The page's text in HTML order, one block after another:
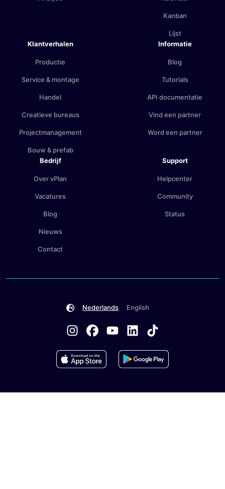
Kanban
Lijst
Klantverhalen
Productie
Service & montage
Handel
Creatieve bureaus
Projectmanagement
Bouw & prefab
Informatie
Blog
Tutorials
API documentatie
Vind een partner
Word een partner
Bedrijf
Over vPlan
Vacatures
Blog
Nieuws
Contact
Support
Helpcenter
Community
Status
Nederlands English